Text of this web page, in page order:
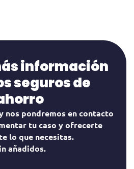
información
seguros de
nos pondremos en contacto
tu caso y ofrecerte
lo que necesitas.
añadidos.